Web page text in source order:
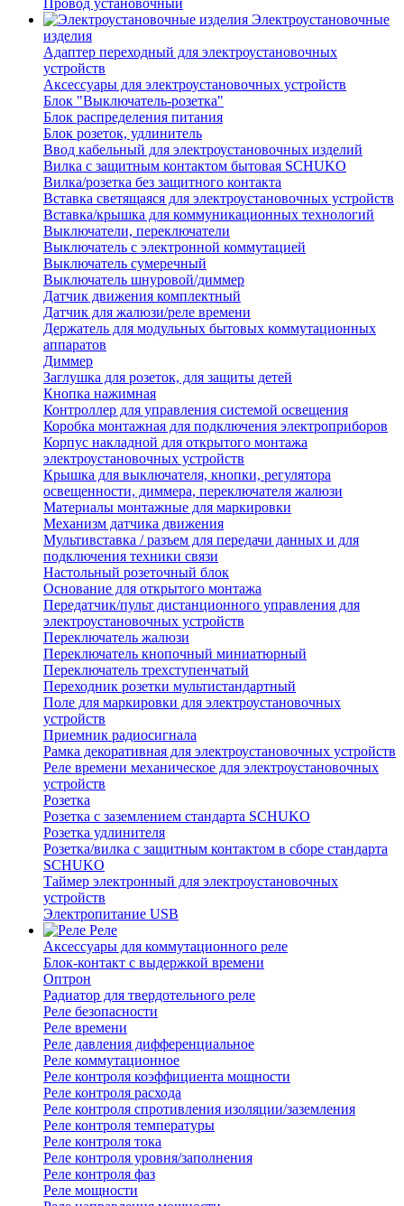
Провод установочный
Электроустановочные
изделия
Адаптер переходный для электроустановочных
устройств
Аксессуары для электроустановочных устройств
Блок "Выключатель-розетка"
Блок распределения питания
Блок розеток, удлинитель
Ввод кабельный для электроустановочных изделий
Вилка с защитным контактом бытовая SCHUKO
Вилка/розетка без защитного контакта
Вставка светящаяся для электроустановочных устройств
Вставка/крышка для коммуникационных технологий
Выключатели, переключатели
Выключатель с электронной коммутацией
Выключатель сумеречный
Выключатель шнуровой/диммер
Датчик движения комплектный
Датчик для жалюзи/реле времени
Держатель для модульных бытовых коммутационных
аппаратов
Диммер
Заглушка для розеток, для защиты детей
Кнопка нажимная
Контроллер для управления системой освещения
Коробка монтажная для подключения электроприборов
Корпус накладной для открытого монтажа
электроустановочных устройств
Крышка для выключателя, кнопки, регулятора
освещенности, диммера, переключателя жалюзи
Материалы монтажные для маркировки
Механизм датчика движения
Мультивставка / разъем для передачи данных и для
подключения техники связи
Настольный розеточный блок
Основание для открытого монтажа
Передатчик/пульт дистанционного управления для
электроустановочных устройств
Переключатель жалюзи
Переключатель кнопочный миниатюрный
Переключатель трехступенчатый
Переходник розетки мультистандартный
Поле для маркировки для электроустановочных
устройств
Приемник радиосигнала
Рамка декоративная для электроустановочных устройств
Реле времени механическое для электроустановочных
устройств
Розетка
Розетка с заземлением стандарта SCHUKO
Розетка удлинителя
Розетка/вилка с защитным контактом в сборе стандарта
SCHUKO
Таймер электронный для электроустановочных
устройств
Электропитание USB
Реле
Аксессуары для коммутационного реле
Блок-контакт с выдержкой времени
Оптрон
Радиатор для твердотельного реле
Реле безопасности
Реле времени
Реле давления дифференциальное
Реле коммутационное
Реле контроля коэффициента мощности
Реле контроля расхода
Реле контроля спротивления изоляции/заземления
Реле контроля температуры
Реле контроля тока
Реле контроля уровня/заполнения
Реле контроля фаз
Реле мощности